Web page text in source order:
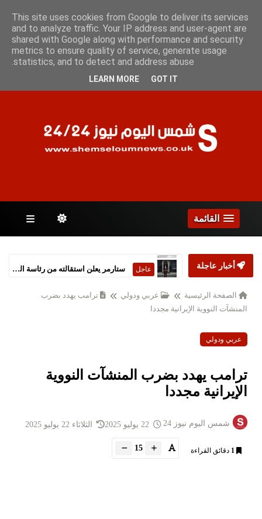
الخميس 6 أغسطس 2026
الصفحات
القائمة
أخبار عاجلة عاجل
الصفحة الرئيسية عربي ودولي
ترامب يهدد بضرب
المنشآت النووية الإيرانية مجددا
عربي ودولي
ترامب يهدد بضرب المنشآت النووية
الإيرانية مجددا
شمس اليوم نيوز 24 الثلاثاء 22 يوليو 2025
1 دقائق القراءة 15
This site uses cookies from Google to deliver its services
and to analyze traffic. Your IP address and user-agent are
shared with Google along with performance and security
metrics to ensure quality of service, generate usage
statistics, and to detect and address abuse.
LEARN MORE GOT IT